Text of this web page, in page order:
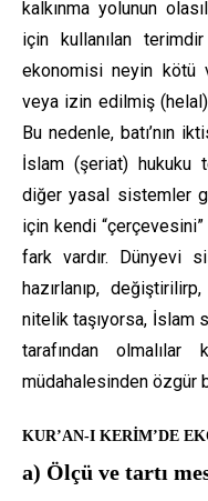
kalkınma yolunun
için kullanılan
ekonomisi neyin kötü
veya izin edilmiş (helal)
Bu nedenle, batı’nın
İslam (şeriat) hukuku
diğer yasal sistemler
için kendi
fark vardır. Dünyevi
hazırlanıp,
nitelik taşıyorsa, İslam
tarafından
müdahalesinden özgür
KUR’AN-I KERİM’DE
a) Ölçü ve tartı